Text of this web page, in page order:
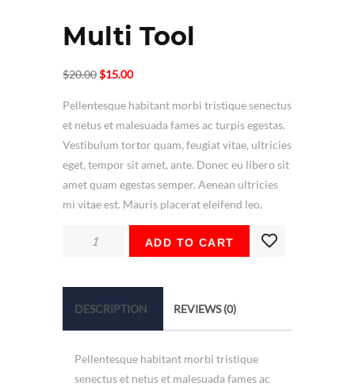
Multi Tool
$20.00 Original
was:
$20.00.
$15.00Current
is:
$15.00.
Pellentesque habitant morbi tristique senectus
et netus et malesuada fames ac turpis egestas.
Vestibulum tortor quam, feugiat vitae, ultricies
eget, tempor sit amet, ante. Donec eu libero sit
amet quam egestas semper. Aenean ultricies
mi vitae est. Mauris placerat eleifend leo.
ADD TO CART
DESCRIPTION REVIEWS (0)
Pellentesque habitant morbi tristique
senectus et netus et malesuada fames ac